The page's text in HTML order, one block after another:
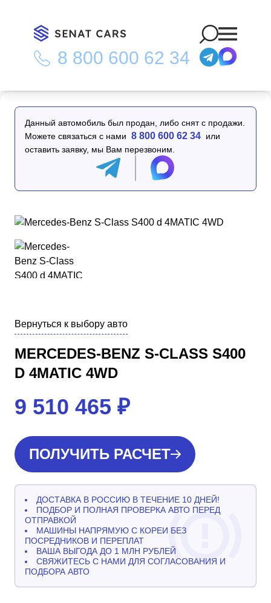
8 800 600 62 34
Главная Каталог/Mercedes-Benz S-Class S400 d 4MATIC
4WD
Данный автомобиль был продан, либо снят с продажи.
Можете связаться с нами 8 800 600 62 34 или
оставить заявку, мы Вам перезвоним.
Вернуться к выбору авто
MERCEDES-BENZ S-CLASS S400
D 4MATIC 4WD
9 510 465 ₽
ПОЛУЧИТЬ РАСЧЕТ
ДОСТАВКА В РОССИЮ В ТЕЧЕНИЕ 10 ДНЕЙ!
ПОДБОР И ПОЛНАЯ ПРОВЕРКА АВТО ПЕРЕД
ОТПРАВКОЙ
МАШИНЫ НАПРЯМУЮ С КОРЕИ БЕЗ
ПОСРЕДНИКОВ И ПЕРЕПЛАТ
ВАША ВЫГОДА ДО 1 МЛН РУБЛЕЙ
СВЯЖИТЕСЬ С НАМИ ДЛЯ СОГЛАСОВАНИЯ И
ПОДБОРА АВТО